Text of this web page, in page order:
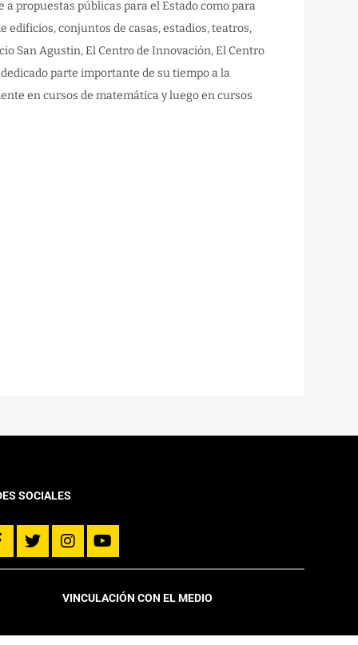
propuestas públicas para el Estado como para
edificios, conjuntos de casas, estadios, teatros,
San Agustin, El Centro de Innovación, El Centro
parte importante de su tiempo a la
en cursos de matemática y luego en cursos
SOCIALES
VINCULACIÓN CON EL MEDIO